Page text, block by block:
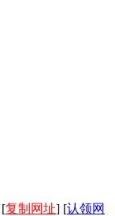
[复制网址] [认领网